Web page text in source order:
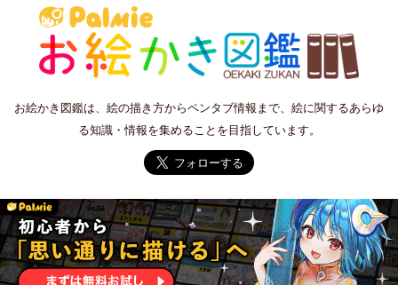
お絵かき図鑑は、絵の描き方からペンタブ情報まで、絵に関するあらゆ
る知識・情報を集めることを目指しています。